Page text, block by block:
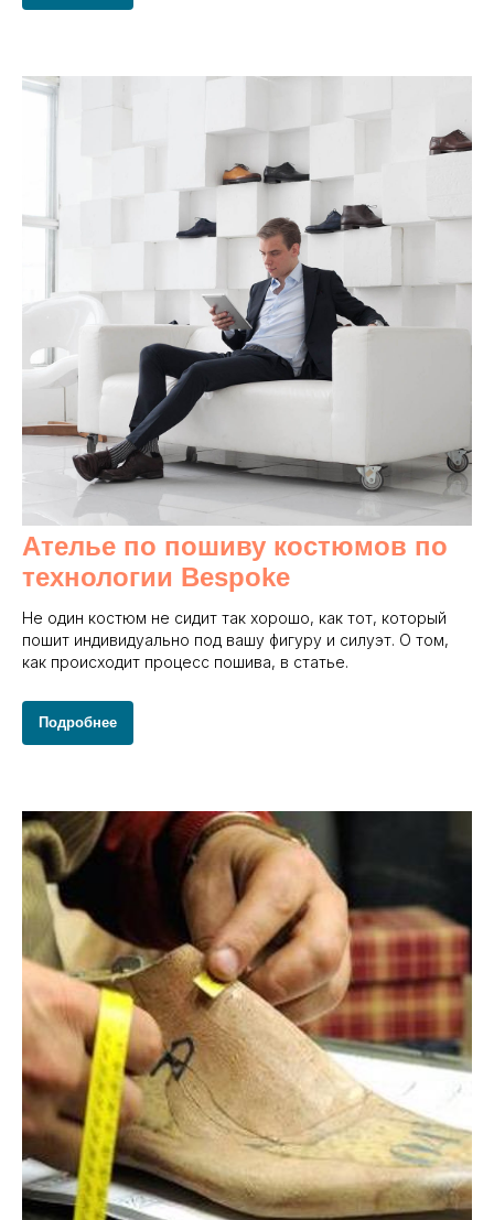
Ателье по пошиву костюмов по
технологии Bespoke
Не один костюм не сидит так хорошо, как тот, который
пошит индивидуально под вашу фигуру и силуэт. О том,
как происходит процесс пошива, в статье.
Подробнее